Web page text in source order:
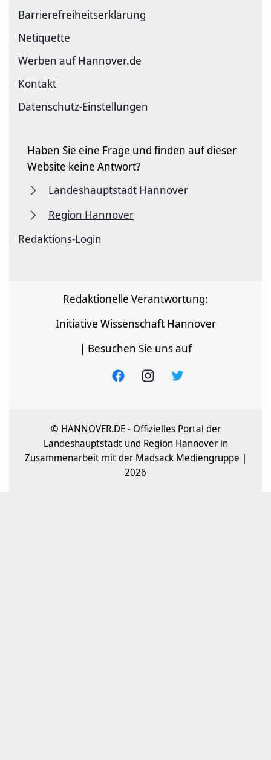
Barriere­freiheits­erklärung
Netiquette
Werben auf Hannover.de
Kontakt
Datenschutz-Einstellungen
Haben Sie eine Frage und finden auf dieser
Website keine Antwort?
Landeshauptstadt Hannover
Region Hannover
Redaktions-Login
Redaktionelle Verantwortung:
Initiative Wissenschaft Hannover
| Besuchen Sie uns auf
© HANNOVER.DE - Offizielles Portal der
Landeshauptstadt und Region Hannover in
Zusammenarbeit mit der Madsack Mediengruppe |
2026